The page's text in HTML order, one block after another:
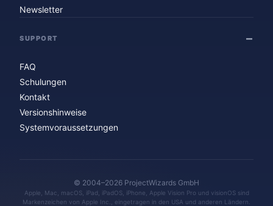
Newsletter
SUPPORT
FAQ
Schulungen
Kontakt
Versionshinweise
Systemvoraussetzungen
© 2004–2026 ProjectWizards GmbH
Apple, Mac, macOS, iPad, iPadOS, iPhone, Apple Vision Pro und visionOS sind
Markenzeichen von Apple Inc., eingetragen in den USA und anderen Ländern.